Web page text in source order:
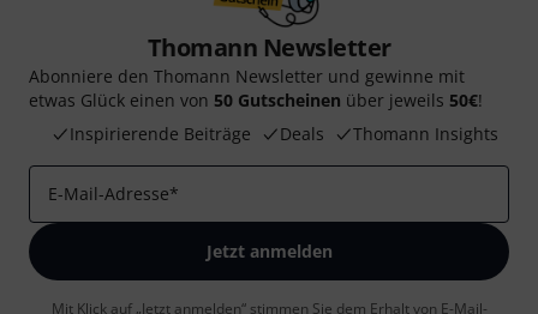
Thomann Newsletter
Abonniere den Thomann Newsletter und gewinne mit
etwas Glück einen von 50 Gutscheinen über jeweils 50€!
Inspirierende Beiträge
Deals Thomann Insights
E-Mail-Adresse*
Jetzt anmelden
Mit Klick auf „Jetzt anmelden“ stimmen Sie dem Erhalt von E-Mail-